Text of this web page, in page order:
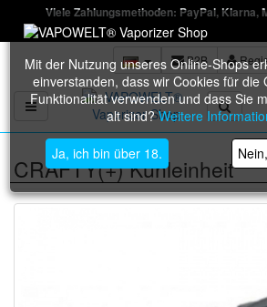
Viele Zahlungsmethoden: PayPal, Klarna,
B2B
Toggle navigation
Mit der Nutzung unseres Online-Shops
einverstanden, dass wir Cookies für die
Funktionalität verwenden und dass Sie
alt sind?Weitere
Ja, ich bin über 18.
CRAFTY(+) Kühleinheit